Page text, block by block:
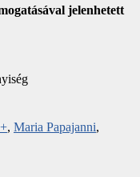
jelenhetett
, Maria Papajanni,